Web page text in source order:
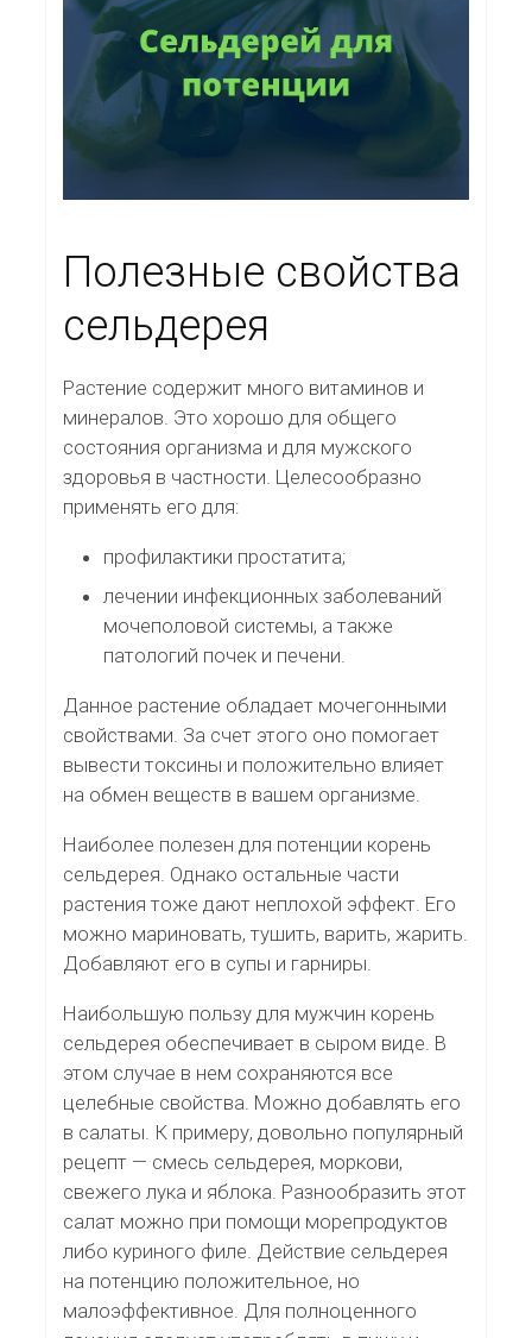
Полезные свойства
сельдерея
Растение содержит много витаминов и
минералов. Это хорошо для общего
состояния организма и для мужского
здоровья в частности. Целесообразно
применять его для:
профилактики простатита;
лечении инфекционных заболеваний
мочеполовой системы, а также
патологий почек и печени.
Данное растение обладает мочегонными
свойствами. За счет этого оно помогает
вывести токсины и положительно влияет
на обмен веществ в вашем организме.
Наиболее полезен для потенции корень
сельдерея. Однако остальные части
растения тоже дают неплохой эффект. Его
можно мариновать, тушить, варить, жарить.
Добавляют его в супы и гарниры.
Наибольшую пользу для мужчин корень
сельдерея обеспечивает в сыром виде. В
этом случае в нем сохраняются все
целебные свойства. Можно добавлять его
в салаты. К примеру, довольно популярный
рецепт — смесь сельдерея, моркови,
свежего лука и яблока. Разнообразить этот
салат можно при помощи морепродуктов
либо куриного филе. Действие сельдерея
на потенцию положительное, но
малоэффективное. Для полноценного